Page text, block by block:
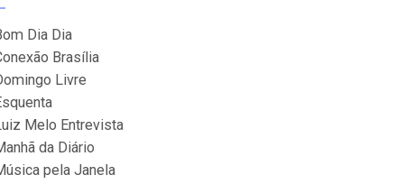
Dia Dia
Brasília
Livre
Melo Entrevista
da Diário
pela Janela